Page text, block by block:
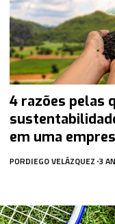
4 razões pelas
em uma
PORDIEGO VELÁZQUEZ 3